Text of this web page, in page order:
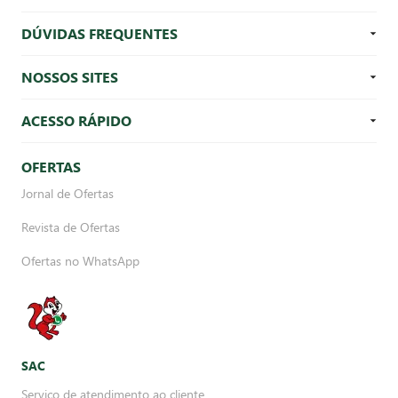
DÚVIDAS FREQUENTES
NOSSOS SITES
ACESSO RÁPIDO
OFERTAS
Jornal de Ofertas
Revista de Ofertas
Ofertas no WhatsApp
SAC
Serviço de atendimento ao cliente